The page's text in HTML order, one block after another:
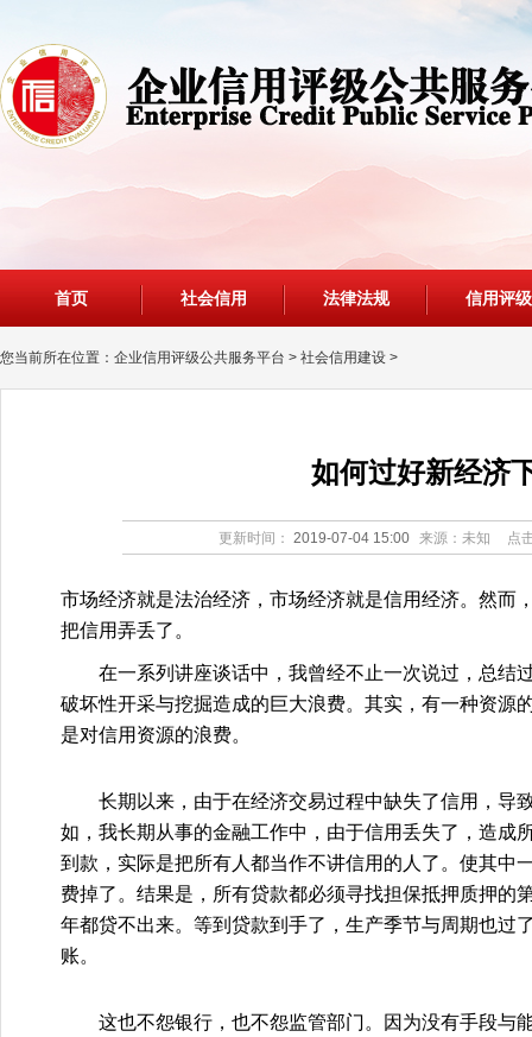
首页 社会信用 法律法规 信用评级
您当前所在位置： 企业信用评级公共服务平台 > 社会信用建设 >
如何过好新经济
更新时间： 2019-07-04 15:00 来源：未知 点
市场经济就是法治经济，市场经济就是信用经济。然而
把信用弄丢了。
在一系列讲座谈话中，我曾经不止一次说过，总结
破坏性开采与挖掘造成的巨大浪费。其实，有一种资源
是对信用资源的浪费。
长期以来，由于在经济交易过程中缺失了信用，导
如，我长期从事的金融工作中，由于信用丢失了，造成
到款，实际是把所有人都当作不讲信用的人了。使其中
费掉了。结果是，所有贷款都必须寻找担保抵押质押的
年都贷不出来。等到贷款到手了，生产季节与周期也过
账。
这也不怨银行，也不怨监管部门。因为没有手段与